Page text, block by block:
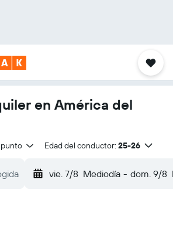
en América del
Edad del conductor: 25-26
vie. 7/8 Mediodía - dom. 9/8